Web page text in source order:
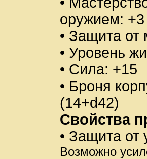
оружием: +3
• Защита от
• Уровень
• Сила: +15
• Броня
(14+d42)
Свойства
• Защита от
Возможно